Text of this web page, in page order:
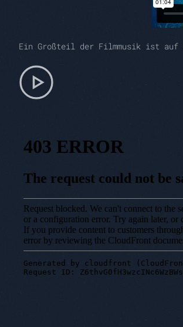
Ein Großteil der Filmmusik ist auf